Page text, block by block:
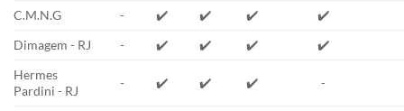
C.M.N.G
- ✔️ ✔️ ✔️
✔️
Dimagem - RJ
- ✔️ ✔️ ✔️
✔️
Hermes
Pardini - RJ
- ✔️ ✔️ ✔️ -